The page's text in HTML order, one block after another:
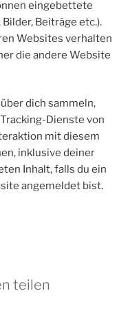
eingebettete
Beiträge etc.).
Websites verhalten
die andere Website
dich sammeln,
Dienste von
mit diesem
inklusive deiner
Inhalt, falls du ein
angemeldet bist.
teilen